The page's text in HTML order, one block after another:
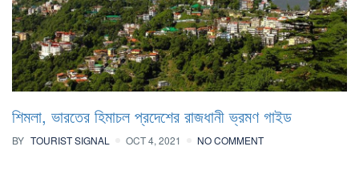
শিমলা, ভারতের হিমাচল প্রদেশের রাজধানী ভ্রমণ গাইড
BY TOURIST SIGNAL OCT 4, 2021 NO COMMENT